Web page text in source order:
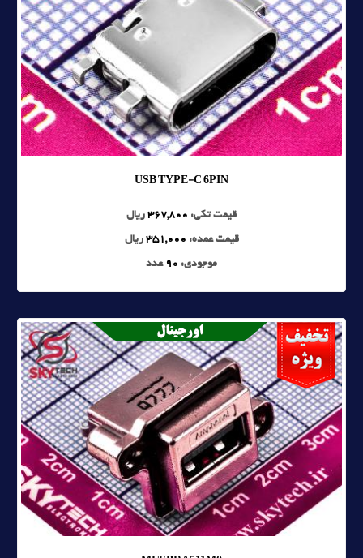
USB TYPE-C 6PIN
قیمت تکی: 367,800 ریال
قیمت عمده: 351,000 ریال
موجودی: 90 عدد